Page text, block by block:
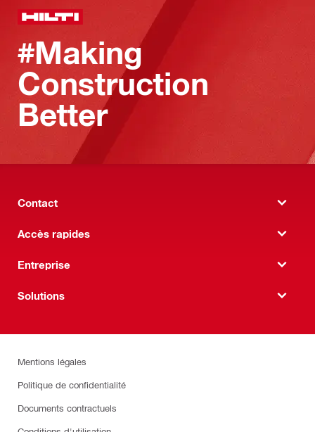
#Making
Construction
Better
Contact
Accès rapides
Entreprise
Solutions
Mentions légales
Politique de confidentialité
Documents contractuels